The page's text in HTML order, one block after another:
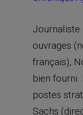
Journaliste
ouvrages
français),
bien
postes
Sachs